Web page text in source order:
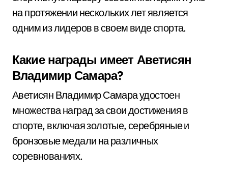
на протяжении нескольких лет является
одним из лидеров в своем виде спорта.
Какие награды имеет Аветисян
Владимир Самара?
Аветисян Владимир Самара удостоен
множества наград за свои достижения в
спорте, включая золотые, серебряные и
бронзовые медали на различных
соревнованиях.